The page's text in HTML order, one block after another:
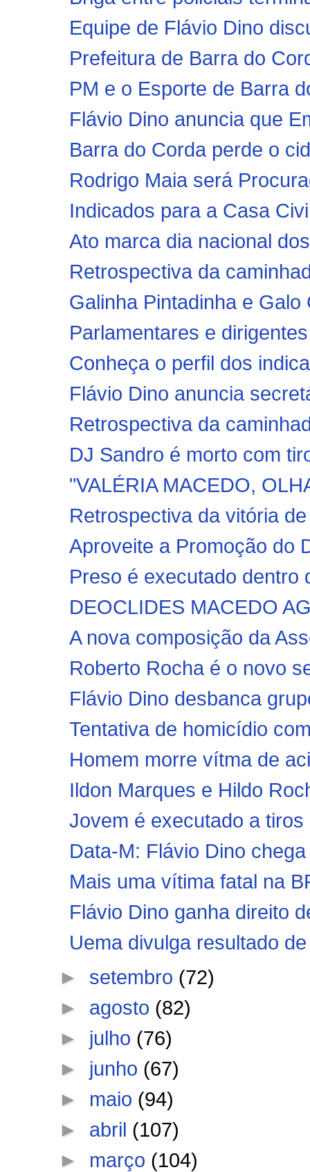
Equipe de Flávio Dino
Prefeitura de Barra do
PM e o Esporte de Barra
Flávio Dino anuncia que
Barra do Corda perde o
Rodrigo Maia será
Indicados para a Casa
Ato marca dia nacional
Retrospectiva da
Galinha Pintadinha e
Parlamentares e
Conheça o perfil dos
Flávio Dino anuncia
Retrospectiva da
DJ Sandro é morto com
"VALÉRIA MACEDO,
Retrospectiva da vitória
Aproveite a Promoção do
Preso é executado dentro
DEOCLIDES MACEDO
A nova composição da
Roberto Rocha é o novo
Flávio Dino desbanca
Tentativa de homicídio
Homem morre vítma de
Ildon Marques e Hildo
Jovem é executado a tiros
Data-M: Flávio Dino
Mais uma vítima fatal na
Flávio Dino ganha direito
Uema divulga resultado
► setembro (72)
► agosto (82)
► julho (76)
► junho (67)
► maio (94)
► abril (107)
► março (104)